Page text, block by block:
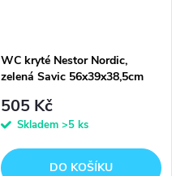
WC kryté Nestor Nordic,
zelená Savic 56x39x38,5cm
505 Kč
Skladem >5 ks
DO KOŠÍKU